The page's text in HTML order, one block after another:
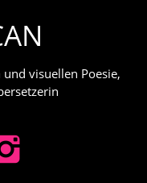
visuellen Poesie,